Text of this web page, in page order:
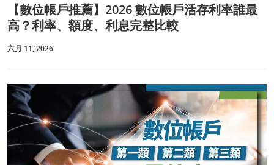
【數位帳戶推薦】2026 數位帳戶活存利率誰最
高？利率、額度、利息完整比較
六月 11, 2026